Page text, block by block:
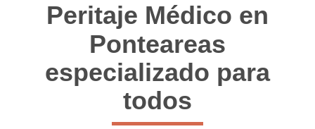
Peritaje Médico en
Ponteareas
especializado para
todos